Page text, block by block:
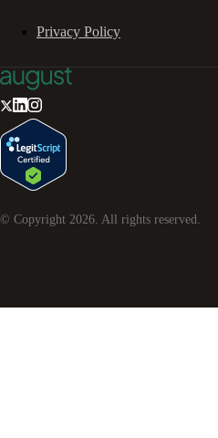
Privacy Policy
© Copyright 2026 . All rights reserved.